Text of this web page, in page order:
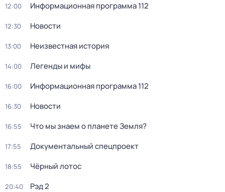
12:00 Информационная программа 112
12:30 Новости
13:00 Неизвестная история
14:00 Легенды и мифы
16:00 Информационная программа 112
16:30 Новости
16:55 Что мы знаем о планете Земля?
17:55 Документальный спецпроект
18:55 Чёрный лотос
20:40 Рэд 2